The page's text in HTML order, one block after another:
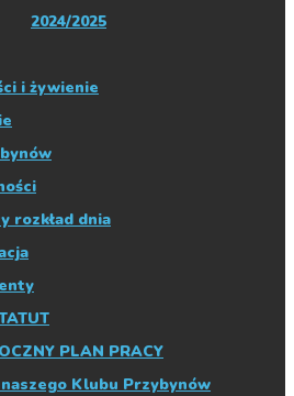
2024/2025
i żywienie
rozkład dnia
PLAN PRACY
Klubu Przybynów